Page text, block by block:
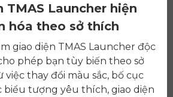
TMAS Launcher hiện
hóa theo sở thích
giao diện TMAS Launcher độc
phép bạn tùy biến theo sở
việc thay đổi màu sắc, bố cục
biểu tượng yêu thích, giao diện